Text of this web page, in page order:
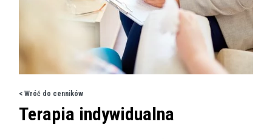
< Wróć do cenników
Terapia indywidualna